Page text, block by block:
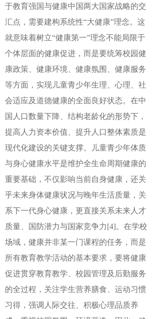
于教育强国与健康中国两大国家战略的交
汇点，需要建构系统性“大健康”理念。这
就意味着树立“健康第一”理念不能局限于
个体层面的健康促进，而是要统筹校园健
康政策、健康环境、健康氛围、健康服务
等方面，实现儿童青少年生理、心理、社
会适应及道德健康的全面良好状态。在中
国人口数量下降、结构老龄化的形势下，
提高人力资本价值、提升人口整体素质是
现代化建设的关键支撑。儿童青少年体质
与身心健康水平是维护全生命周期健康的
重要基础，不仅影响当前自身健康，还关
乎未来身体健康状况与晚年生活质量，关
系下一代身心健康，更直接关系未来人才
质量、国防潜力与国家竞争力[4]。在学校
场域，健康并非某一门课程的任务，而是
所有教育教学活动的基本要求，要将健康
促进贯穿教育教学、校园管理及后勤服务
的全过程，关注学生营养膳食、运动习惯
习得，强调人际交往、积极心理品质养